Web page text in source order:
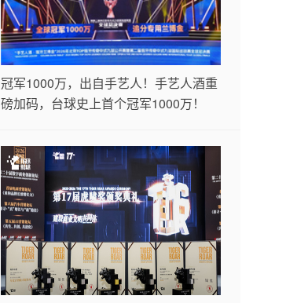
冠军1000万，出自手艺人！手艺人酒重
磅加码，台球史上首个冠军1000万！